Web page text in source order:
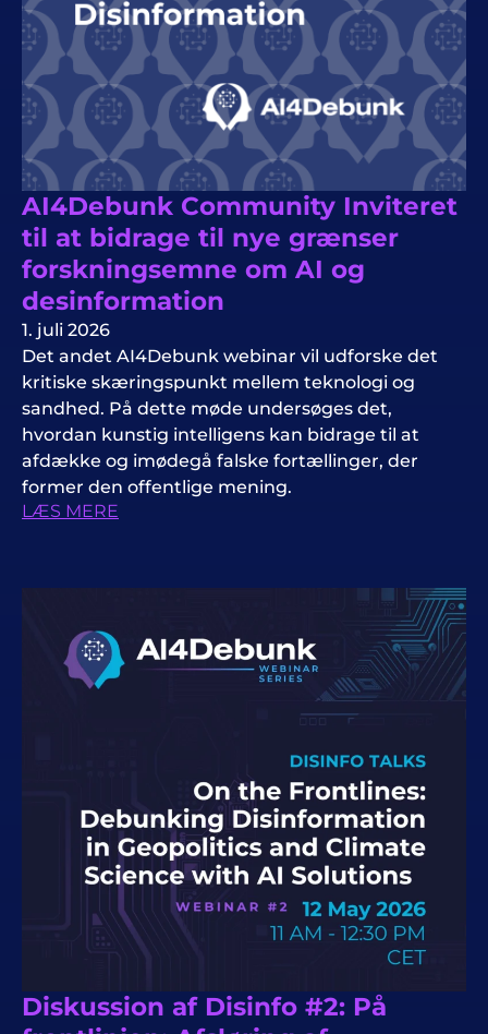
AI4Debunk Community Inviteret
til at bidrage til nye grænser
forskningsemne om AI og
desinformation
1. juli 2026
Det andet AI4Debunk webinar vil udforske det
kritiske skæringspunkt mellem teknologi og
sandhed. På dette møde undersøges det,
hvordan kunstig intelligens kan bidrage til at
afdække og imødegå falske fortællinger, der
former den offentlige mening.
LÆS MERE
Diskussion af Disinfo #2: På